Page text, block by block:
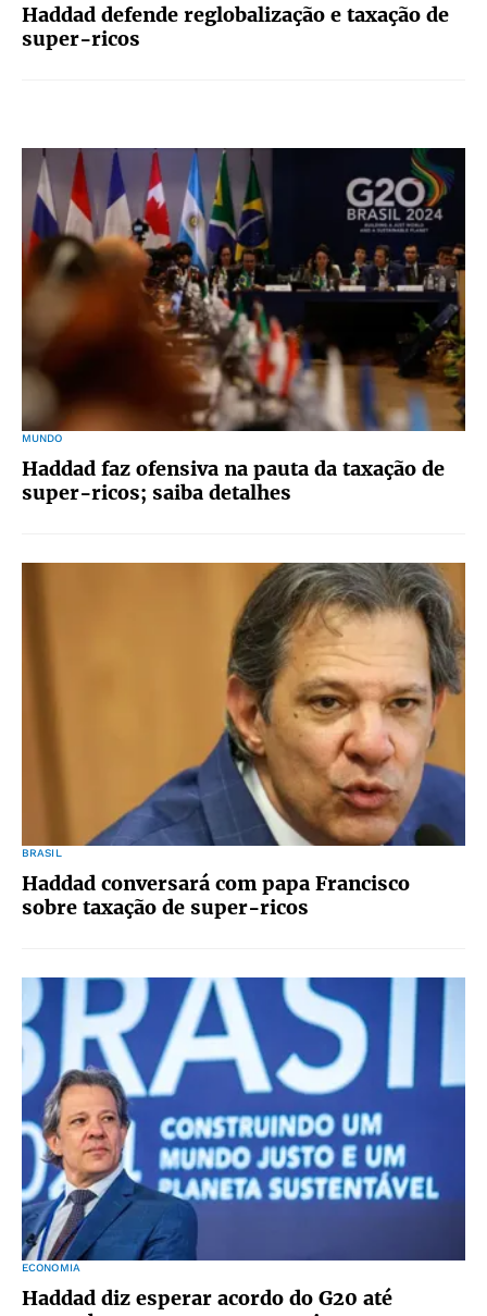
Haddad defende reglobalização e taxação de
super-ricos
MUNDO
Haddad faz ofensiva na pauta da taxação de
super-ricos; saiba detalhes
BRASIL
Haddad conversará com papa Francisco
sobre taxação de super-ricos
ECONOMIA
Haddad diz esperar acordo do G20 até